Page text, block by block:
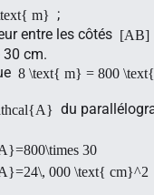
m} ;
entre les côtés [AB]
30 cm.
8 \text{ m} = 800
du
30
000 \text{ cm}^2